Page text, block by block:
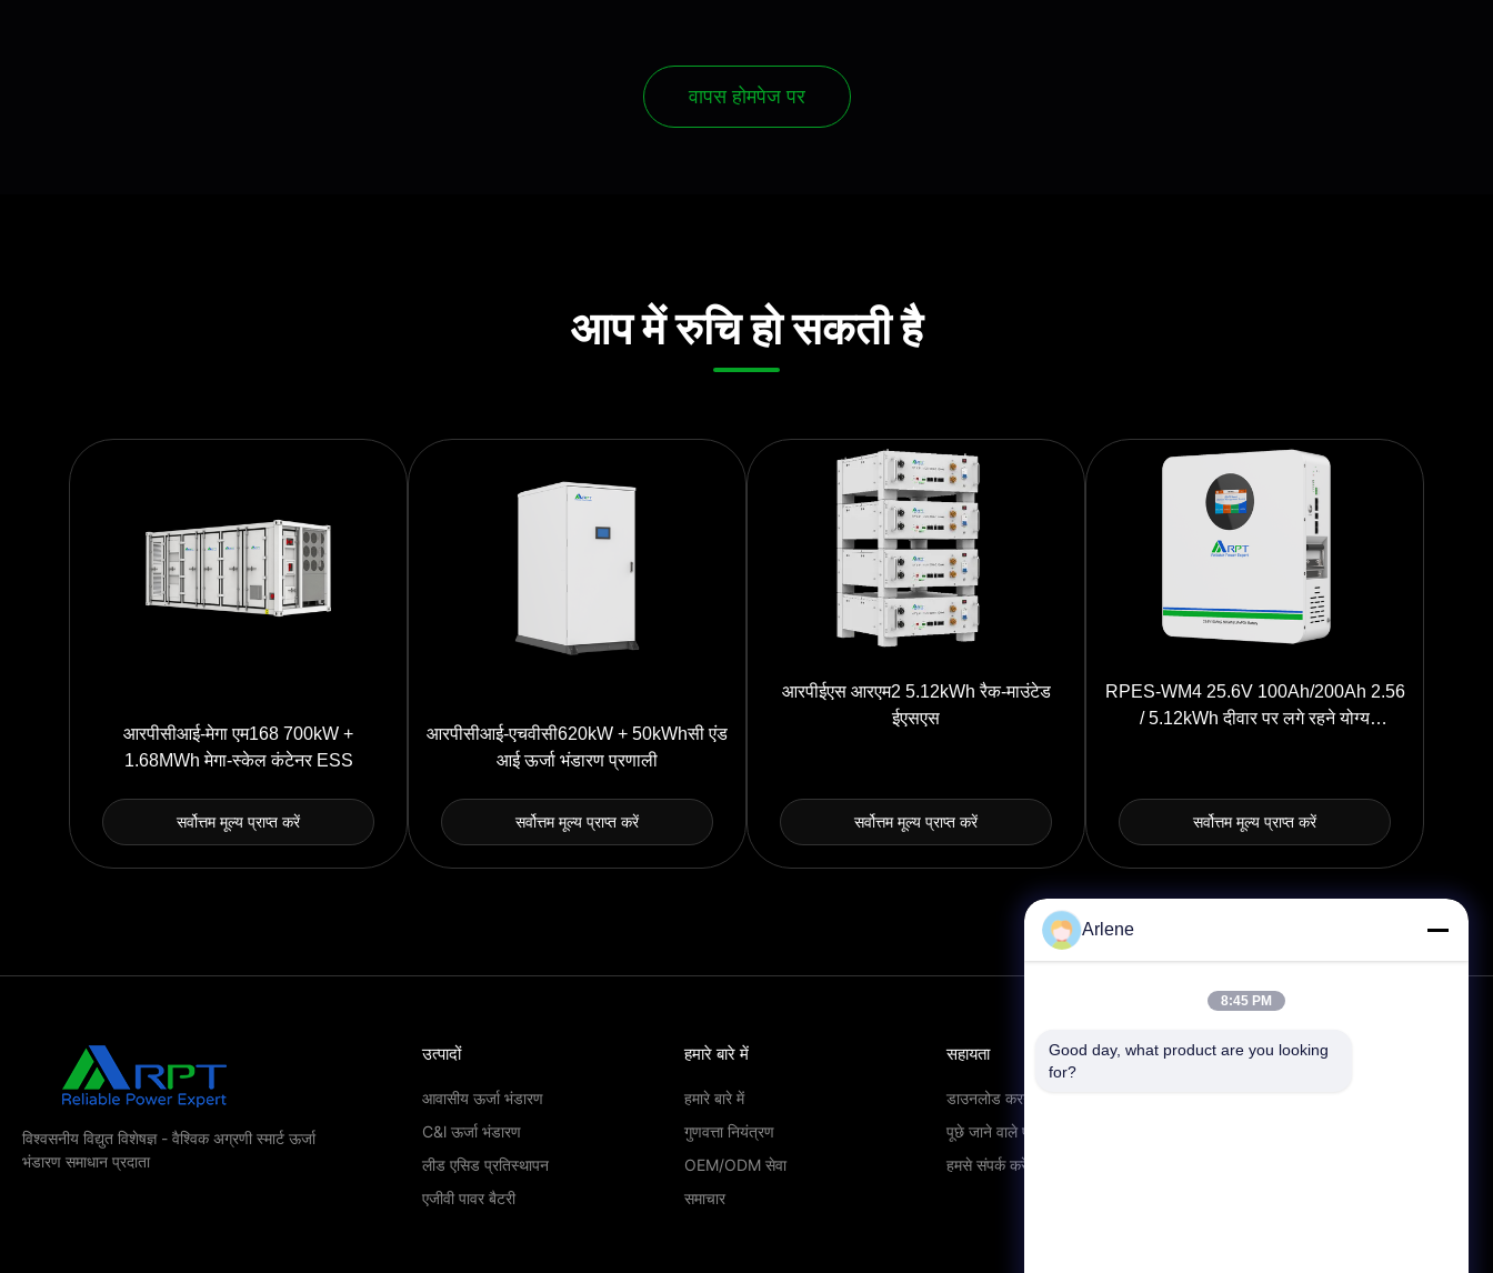
वापस होमपेज पर
आप में रुचि हो सकती है
आरपीसीआई-मेगा एम168 700kW +
1.68MWh मेगा-स्केल कंटेनर ESS
सर्वोत्तम मूल्य प्राप्त करें
आरपीसीआई-एचवीसी620kW + 50kWhसी एंड
आई ऊर्जा भंडारण प्रणाली
सर्वोत्तम मूल्य प्राप्त करें
आरपीईएस आरएम2 5.12kWh रैक-माउंटेड
ईएसएस
सर्वोत्तम मूल्य प्राप्त करें
RPES-WM4 25.6V 100Ah/200Ah 2.56
/ 5.12kWh दीवार पर लगे रहने योग्य
सर्वोत्तम मूल्य प्राप्त करें
विश्वसनीय विद्युत विशेषज्ञ - वैश्विक अग्रणी स्मार्ट ऊर्जा
भंडारण समाधान प्रदाता
उत्पादों
आवासीय ऊर्जा भंडारण
C&l ऊर्जा भंडारण
लीड एसिड प्रतिस्थापन
एजीवी पावर बैटरी
हमारे बारे में
हमारे बारे में
गुणवत्ता नियंत्रण
OEM/ODM सेवा
समाचार
सहायता
डाउनलोड करना
पूछे जाने वाले प्रश्न
हमसे संपर्क करें
संपर्क
Arlene
8:45 PM
Good day, what product are you looking
for?